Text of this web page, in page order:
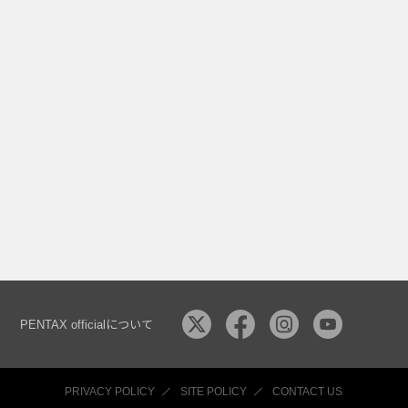
PENTAX officialについて
PRIVACY POLICY SITE POLICY CONTACT US